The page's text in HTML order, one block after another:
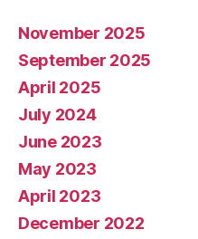
November 2025
September 2025
April 2025
July 2024
June 2023
May 2023
April 2023
December 2022